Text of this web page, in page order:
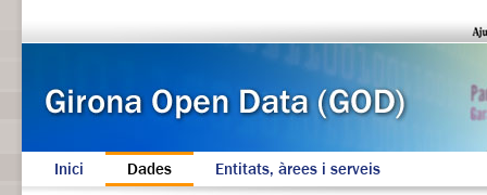
Inici Dades Entitats, àrees i serveis